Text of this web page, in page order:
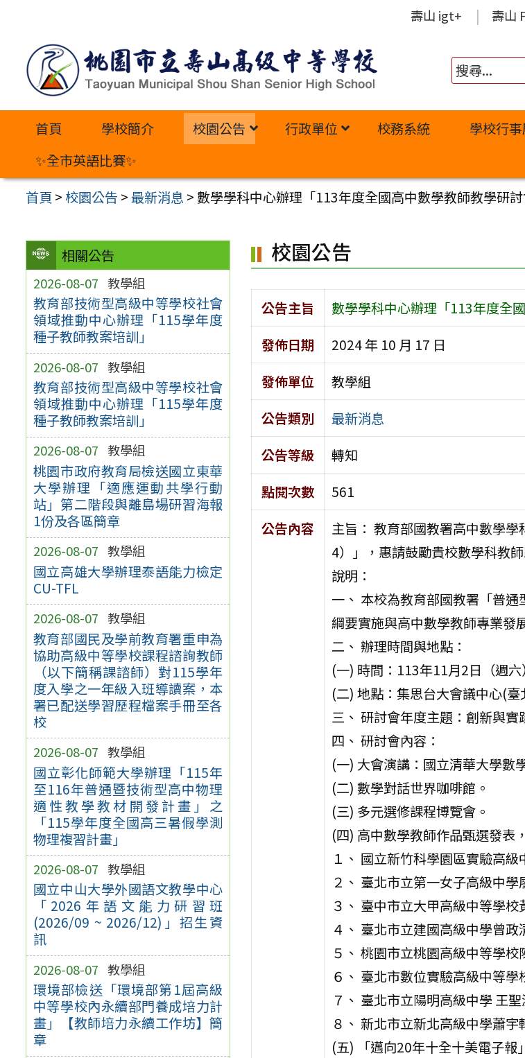
內
壽山 igt+ 壽山
首頁 學校簡介 校園公告 行政單位 校務系統 學校行
✨全市英語比賽✨
首頁 >校園公告 >最新消息 >數學學科中心辦理「113年度全國高中數學教師教學研討
相關公告
2026-08-07 教學組
教育部技術型高級中等學校社會
領域推動中心辦理「115學年度
種子教師教案培訓」
2026-08-07 教學組
教育部技術型高級中等學校社會
領域推動中心辦理「115學年度
種子教師教案培訓」
2026-08-07 教學組
桃園市政府教育局檢送國立東華
大學辦理「適應運動共學行動
站」第二階段與離島場研習海報
1份及各區簡章
2026-08-07 教學組
國立高雄大學辦理泰語能力檢定
CU-TFL
2026-08-07 教學組
教育部國民及學前教育署重申為
協助高級中等學校課程諮詢教師
（以下簡稱課諮師）對115學年
度入學之一年級入班導讀案，本
署已配送學習歷程檔案手冊至各
校
2026-08-07 教學組
國立彰化師範大學辦理「115年
至116年普通暨技術型高中物理
適性教學教材開發計畫」之
「115學年度全國高三暑假學測
物理複習計畫」
2026-08-07 教學組
國立中山大學外國語文教學中心
「2026年語文能力研習班
(2026/09 ~ 2026/12)」招生資
訊
2026-08-07 教學組
環境部檢送「環境部第1屆高級
中等學校內永續部門養成培力計
畫」【教師培力永續工作坊】簡
章
校園公告
公告主旨
數學學科中心辦理「113年度全
發佈日期
2024 年 10 月 17 日
發佈單位
教學組
公告類別
最新消息
公告等級
轉知
點閱次數
561
公告內容
主旨： 教育部國教署高中數學
4）」，惠請鼓勵貴校數學科教
說明：
一、 本校為教育部國教署「普
綱要實施與高中數學教師專業發
二、 辦理時間與地點：
(一) 時間：113年11月2日（週
(二) 地點：集思台大會議中心(
三、 研討會年度主題：創新與
四、 研討會內容：
(一) 大會演講：國立清華大學數
(二) 數學對話世界咖啡館。
(三) 多元選修課程博覽會。
(四) 高中數學教師作品甄選發表
１、 國立新竹科學園區實驗高
２、 臺北市立第一女子高級中學
３、 臺中市立大甲高級中等學
４、 臺北市立建國高級中學曾
５、 桃園市立桃園高級中等學校
６、 臺北市數位實驗高級中等學
７、 臺北市立陽明高級中學 王
８、 新北市立新北高級中學蕭宇
(五) 「邁向20年十全十美電子報